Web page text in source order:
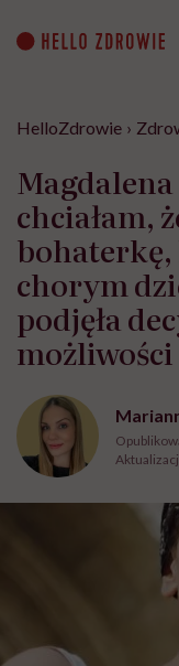
content
HelloZdrowie ›
chciałam,
chorym
podjęła